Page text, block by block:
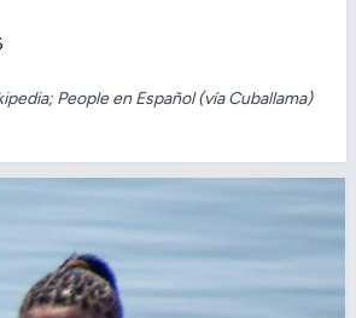
People en Español (vía Cuballama)